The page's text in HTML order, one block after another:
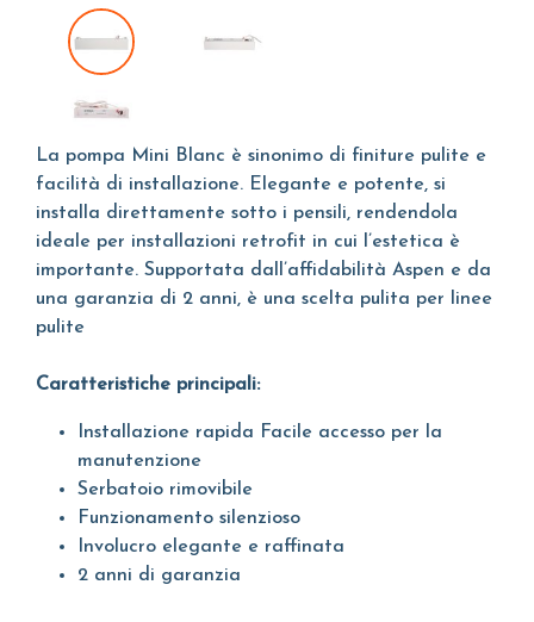
La pompa Mini Blanc è sinonimo di finiture pulite e
facilità di installazione. Elegante e potente, si
installa direttamente sotto i pensili, rendendola
ideale per installazioni retrofit in cui l’estetica è
importante. Supportata dall’affidabilità Aspen e da
una garanzia di 2 anni, è una scelta pulita per linee
pulite
Caratteristiche principali:
Installazione rapida Facile accesso per la
manutenzione
Serbatoio rimovibile
Funzionamento silenzioso
Involucro elegante e raffinata
2 anni di garanzia